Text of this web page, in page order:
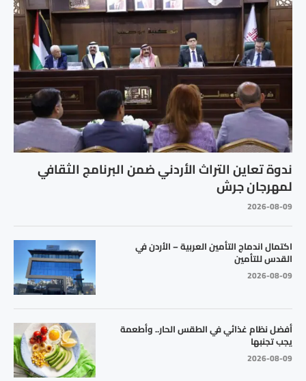
ندوة تعاين التراث الأردني ضمن البرنامج الثقافي
لمهرجان جرش
2026-08-09
اكتمال اندماج التأمين العربية – الأردن في
القدس للتأمين
2026-08-09
أفضل نظام غذائي في الطقس الحار.. وأطعمة
يجب تجنبها
2026-08-09